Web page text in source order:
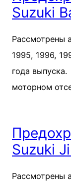
Suzuki
Рассмотрены
1995, 1996,
года
моторном
Suzuki
Рассмотрены